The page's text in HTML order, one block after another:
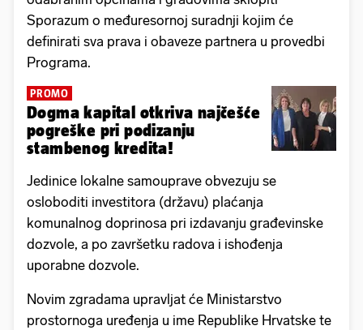
Sporazum o međuresornoj suradnji kojim će
definirati sva prava i obaveze partnera u provedbi
Programa.
PROMO
Dogma kapital otkriva najčešće
pogreške pri podizanju
stambenog kredita!
Jedinice lokalne samouprave obvezuju se
osloboditi investitora (državu) plaćanja
komunalnog doprinosa pri izdavanju građevinske
dozvole, a po završetku radova i ishođenja
uporabne dozvole.
Novim zgradama upravljat će Ministarstvo
prostornoga uređenja u ime Republike Hrvatske te